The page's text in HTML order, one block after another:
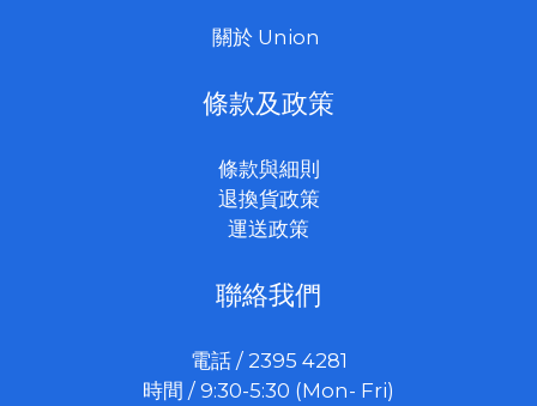
關於 Union
條款及政策
條款與細則
退換貨政策
運送政策
聯絡我們
電話 / 2395 4281
時間 / 9:30-5:30 (Mon- Fri)